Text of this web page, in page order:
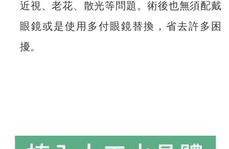
近視、老花、散光等問題。術後也無須配戴
眼鏡或是使用多付眼鏡替換，省去許多困
擾。